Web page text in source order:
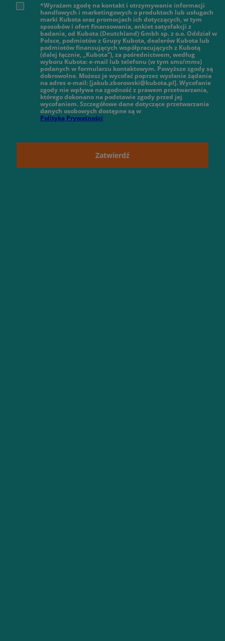
*Wyrażam zgodę na kontakt i otrzymywanie informacji
handlowych i marketingowych o produktach lub usługach
marki Kubota oraz promocjach ich dotyczących, w tym
sposobów i ofert finansowania, ankiet satysfakcji z
badania, od Kubota (Deutchland) Gmbh sp. z o.o. Oddział w
Polsce, podmiotów z Grupy Kubota, dealerów Kubota lub
podmiotów finansujących współpracujących z Kubotą
(dalej łącznie, „Kubota”), za pośrednictwem, według
wyboru Kubota: e-mail lub telefonu (w tym sms/mms)
podanych w formularzu kontaktowym. Powyższe zgody są
dobrowolne. Możesz je wycofać poprzez wysłanie żądania
na adres e-mail: [jakub.zborowski@kubota.pl]. Wycofanie
zgody nie wpływa na zgodność z prawem przetwarzania,
którego dokonano na podstawie zgody przed jej
wycofaniem. Szczegółowe dane dotyczące przetwarzania
danych osobowych dostępne są w
Polityką Prywatności
Zatwierdź